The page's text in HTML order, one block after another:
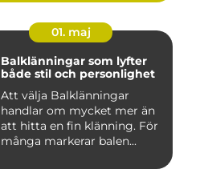
01. maj
Balklänningar som lyfter
både stil och personlighet
Att välja Balklänningar
handlar om mycket mer än
att hitta en fin klänning. För
många markerar balen...